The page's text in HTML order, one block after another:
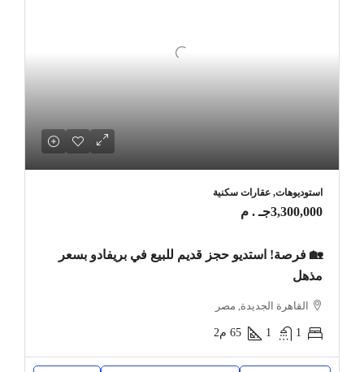
استوديوهات, عقارات سكنية
3,300,000جـ . م
🏡 فرصة! استديو حجز قديم للبيع في بريفادو بسعر
مذهل
القاهرة الجديدة, مصر
1
1
65 م2